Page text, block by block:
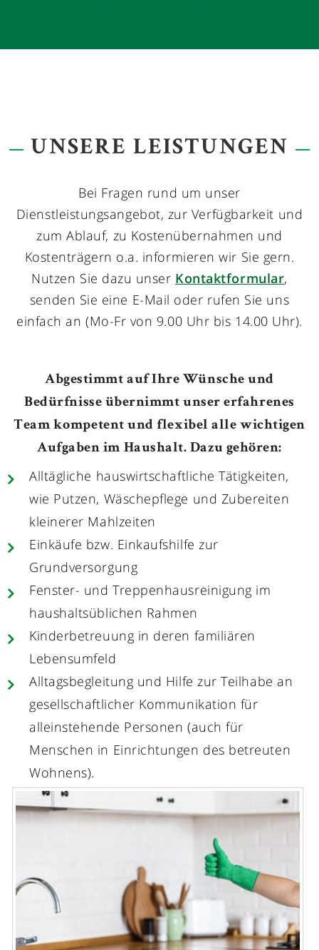
UNSERE LEISTUNGEN
Bei Fragen rund um unser
Dienstleistungsangebot, zur Verfügbarkeit und
zum Ablauf, zu Kostenübernahmen und
Kostenträgern o.a. informieren wir Sie gern.
Nutzen Sie dazu unser Kontaktformular,
senden Sie eine E-Mail oder rufen Sie uns
einfach an (Mo-Fr von 9.00 Uhr bis 14.00 Uhr).
Abgestimmt auf Ihre Wünsche und
Bedürfnisse übernimmt unser erfahrenes
Team kompetent und flexibel alle wichtigen
Aufgaben im Haushalt. Dazu gehören:
Alltägliche hauswirtschaftliche Tätigkeiten,
wie Putzen, Wäschepflege und Zubereiten
kleinerer Mahlzeiten
Einkäufe bzw. Einkaufshilfe zur
Grundversorgung
Fenster- und Treppenhausreinigung im
haushaltsüblichen Rahmen
Kinderbetreuung in deren familiären
Lebensumfeld
Alltagsbegleitung und Hilfe zur Teilhabe an
gesellschaftlicher Kommunikation für
alleinstehende Personen (auch für
Menschen in Einrichtungen des betreuten
Wohnens).